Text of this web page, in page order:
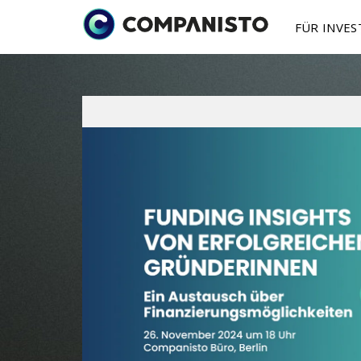
FÜR
Ab 250 € in
Mehr zu
Sekundärmarkt
Anteile auf dem
kaufen / verkaufen
Du bist